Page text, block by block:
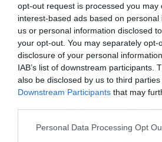
opt-out request is processed you may
interest-based ads based on
us or personal information disclosed
your opt-out. You may separately opt-
disclosure of your personal
IAB’s list of downstream participants.
also be disclosed by us to third
Downstream Participants that may
Personal Data Processing Opt
στην Ανδραβίδα
Διαψεύδει η κυβέρνηση
σχέδιο αποστολής
Ουκρανία
αναβαθμισμένο στην έκδοση